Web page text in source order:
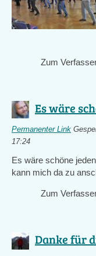
Zum
Es wäre
Permanenter Link
17:24
Es wäre schöne
kann mich da zu
Zum
Danke für